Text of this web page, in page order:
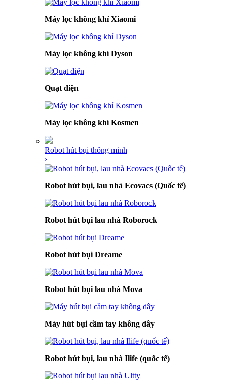
Máy lọc không khí Xiaomi
Máy lọc không khí Dyson
Quạt điện
Máy lọc không khí Kosmen
Robot hút bụi thông minh
›
Robot hút bụi, lau nhà Ecovacs (Quốc tế)
Robot hút bụi lau nhà Roborock
Robot hút bụi Dreame
Robot hút bụi lau nhà Mova
Máy hút bụi cầm tay không dây
Robot hút bụi, lau nhà Ilife (quốc tế)